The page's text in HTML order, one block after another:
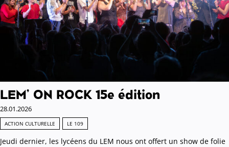
LEM’ ON ROCK 15e édition
28.01.2026
ACTION CULTURELLE LE 109
Jeudi dernier, les lycéens du LEM nous ont offert un show de folie